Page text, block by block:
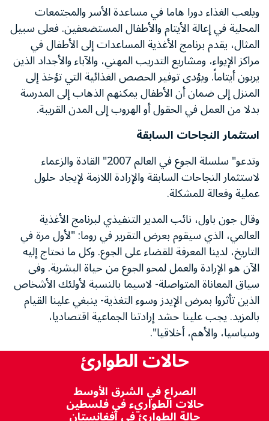
ويلعب الغذاء دورا هاما في مساعدة الأسر والمجتمعات
المحلية في إعالة الأيتام والأطفال المستضعفين. فعلى سبيل
المثال، يقدم برنامج الأغذية المساعدات إلى الأطفال في
مراكز الإيواء، ومشاريع التدريب المهني، والآباء والأجداد الذين
يربون أيتاماً. ويؤدى توفير الحصص الغذائية التي تؤخذ إلى
المنزل إلى ضمان أن الأطفال يمكنهم الذهاب إلى المدرسة
بدلا من العمل في الحقول أو الهروب إلى المدن القريبة.
استثمار النجاحات السابقة
وتدعو" سلسلة الجوع في العالم 2007" القادة والزعماء
لاستثمار النجاحات السابقة والإرادة اللازمة لإيجاد حلول
عملية وفعالة للمشكلة.
وقال جون باول، نائب المدير التنفيذي لبرنامج الأغذية
العالمي، الذي سيقوم بعرض التقرير في روما: "لأول مرة في
التاريخ، لدينا المعرفة للقضاء على الجوع. وكل ما نحتاج إليه
الآن هو الإرادة والعمل لمحو الجوع من حياة البشرية. وفى
سياق المعاناة المتواصلة- لاسيما بالنسبة لأولئك الأشخاص
الذين تأثروا بمرض الإيدز وسوء التغذية- ينبغي علينا القيام
بالمزيد. يجب علينا حشد إرادتنا الجماعية اقتصاديا،
وسياسيا، والأهم، أخلاقيا".
حالات الطوارئ
الصراع في الشرق الأوسط
حالات الطواريء في فلسطين